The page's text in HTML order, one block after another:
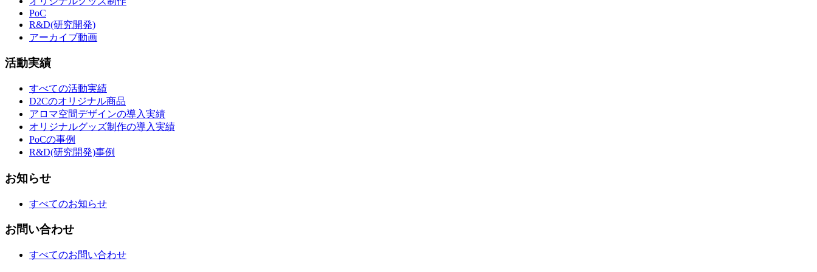
PoC
R&D(研究開発)
アーカイブ動画
活動実績
すべての活動実績
D2Cのオリジナル商品
アロマ空間デザインの導入実績
オリジナルグッズ制作の導入実績
PoCの事例
R&D(研究開発)事例
お知らせ
すべてのお知らせ
お問い合わせ
すべてのお問い合わせ